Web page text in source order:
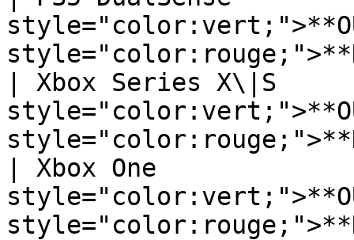
| Xbox Series X\|S
| Xbox One